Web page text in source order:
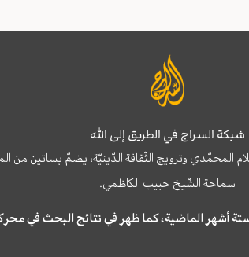
شبكة السراج في الطريق إلى الله
المحمّدي وترويج الثّقافة الدّينيّة، يضمّ بساتين
سماحة الشّيخ حبيب الكاظمي.